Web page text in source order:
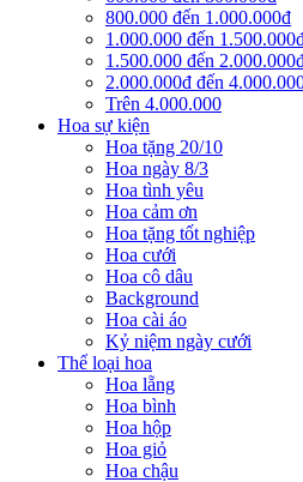
800.000 đến 1.000.000đ
1.000.000 đến
1.500.000 đến
2.000.000đ đến
Trên 4.000.000
Hoa sự kiện
Hoa tặng 20/10
Hoa ngày 8/3
Hoa tình yêu
Hoa cảm ơn
Hoa tặng tốt nghiệp
Hoa cưới
Hoa cô dâu
Background
Hoa cài áo
Kỷ niệm ngày cưới
Thể loại hoa
Hoa lẵng
Hoa bình
Hoa hộp
Hoa giỏ
Hoa chậu